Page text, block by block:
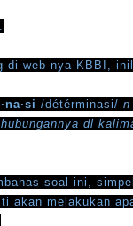
di web nya KBBI,
/détérminasi/ n
dl
soal ini,
akan melakukan